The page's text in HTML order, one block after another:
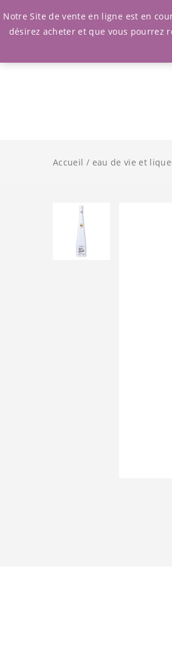
Accueil / eau de vie et
Notre Site de vente en ligne est en
désirez acheter et que vous pourrez